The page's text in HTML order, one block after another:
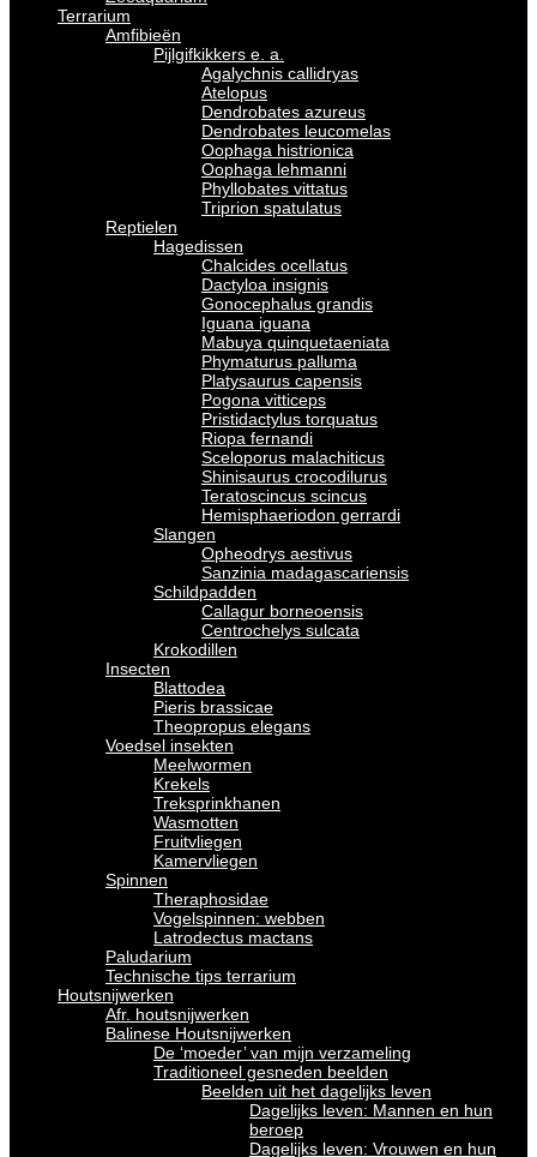
Terrarium
Amfibieën
Pijlgifkikkers e. a.
Agalychnis callidryas
Atelopus
Dendrobates azureus
Dendrobates leucomelas
Oophaga histrionica
Oophaga lehmanni
Phyllobates vittatus
Triprion spatulatus
Reptielen
Hagedissen
Chalcides ocellatus
Dactyloa insignis
Gonocephalus grandis
Iguana iguana
Mabuya quinquetaeniata
Phymaturus palluma
Platysaurus capensis
Pogona vitticeps
Pristidactylus torquatus
Riopa fernandi
Sceloporus malachiticus
Shinisaurus crocodilurus
Teratoscincus scincus
Hemisphaeriodon gerrardi
Slangen
Opheodrys aestivus
Sanzinia madagascariensis
Schildpadden
Callagur borneoensis
Centrochelys sulcata
Krokodillen
Insecten
Blattodea
Pieris brassicae
Theopropus elegans
Voedsel insekten
Meelwormen
Krekels
Treksprinkhanen
Wasmotten
Fruitvliegen
Kamervliegen
Spinnen
Theraphosidae
Vogelspinnen: webben
Latrodectus mactans
Paludarium
Technische tips terrarium
Houtsnijwerken
Afr. houtsnijwerken
Balinese Houtsnijwerken
De ‘moeder’ van mijn verzameling
Traditioneel gesneden beelden
Beelden uit het dagelijks leven
Dagelijks leven: Mannen en hun
beroep
Dagelijks leven: Vrouwen en hun